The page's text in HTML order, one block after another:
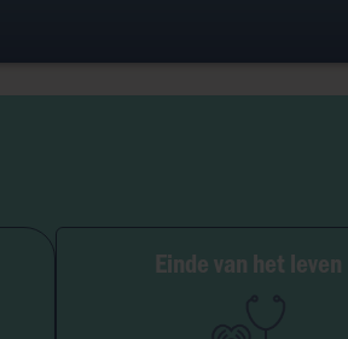
Einde van het leven
Palliatieve zorg